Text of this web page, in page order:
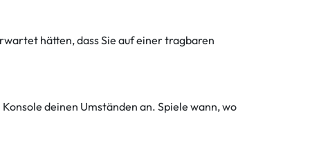
hätten, dass Sie auf einer tragbaren
deinen Umständen an. Spiele wann, wo